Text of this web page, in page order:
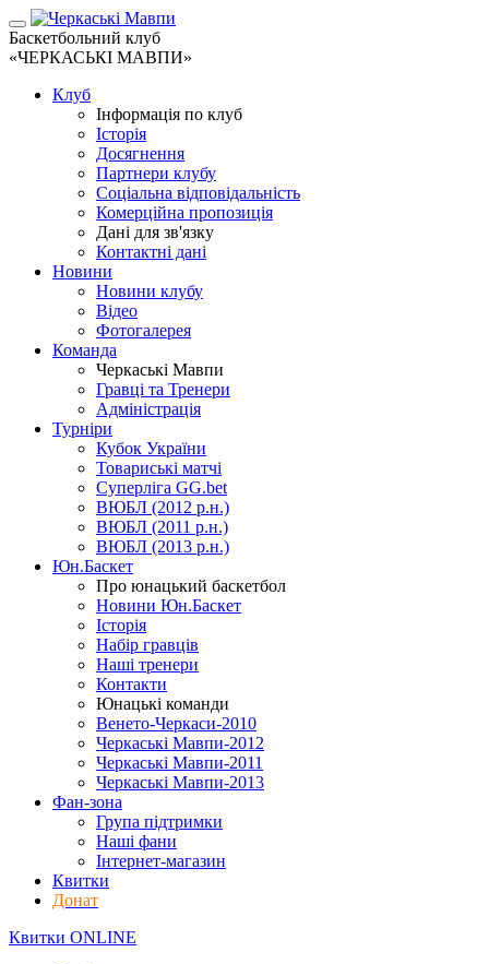
Баскетбольний клуб
«ЧЕРКАСЬКІ МАВПИ»
Клуб
Інформація по клуб
Історія
Досягнення
Партнери клубу
Соціальна відповідальність
Комерційна пропозиція
Дані для зв'язку
Контактні дані
Новини
Новини клубу
Відео
Фотогалерея
Команда
Черкаські Мавпи
Гравці та Тренери
Адміністрація
Турніри
Кубок України
Товариські матчі
Суперліга GG.bet
ВЮБЛ (2012 р.н.)
ВЮБЛ (2011 р.н.)
ВЮБЛ (2013 р.н.)
Юн.Баскет
Про юнацький баскетбол
Новини Юн.Баскет
Історія
Набір гравців
Наші тренери
Контакти
Юнацькі команди
Венето-Черкаси-2010
Черкаські Мавпи-2012
Черкаські Мавпи-2011
Черкаські Мавпи-2013
Фан-зона
Група підтримки
Наші фани
Інтернет-магазин
Квитки
Донат
Квитки ONLINE